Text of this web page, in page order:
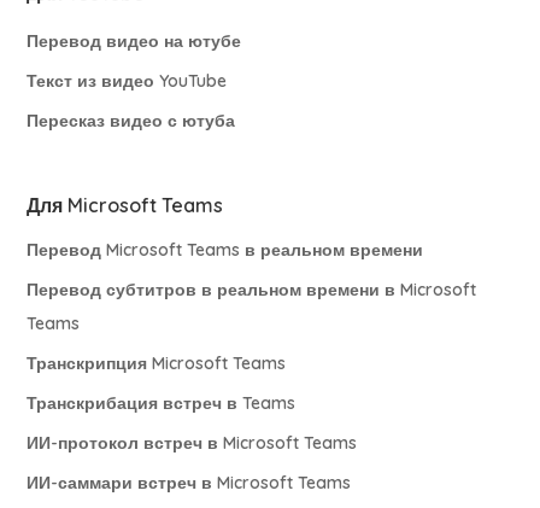
Перевод видео на ютубе
Текст из видео YouTube
Пересказ видео с ютуба
Для Microsoft Teams
Перевод Microsoft Teams в реальном времени
Перевод субтитров в реальном времени в Microsoft
Teams
Транскрипция Microsoft Teams
Транскрибация встреч в Teams
ИИ-протокол встреч в Microsoft Teams
ИИ-саммари встреч в Microsoft Teams